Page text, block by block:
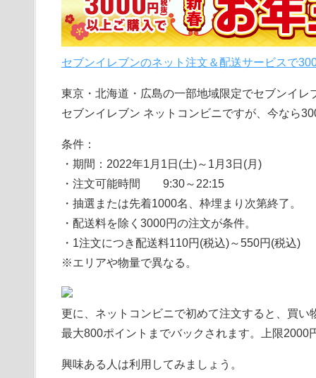
セブンイレブンのネット注文＆配送サービスで
東京・北海道・広島の一部地域限定でセブンイ
セブンイレブン ネットコンビニですが、今なら
条件：
・期間：2022年1月1日(土)～1月3日(月)
・注文可能時間 9:30～22:15
・抽選または先着1000名、枠埋まり次第終了。
・配送料を除く3000円の注文が条件。
・1注文につき配送料110円(税込)～550円(税込)
※エリアや物量で異なる。
更に、ネットコンビニで初めて注文すると、買
最大800ポイントまでバックされます。上限2000
興味ある人は利用してみましょう。